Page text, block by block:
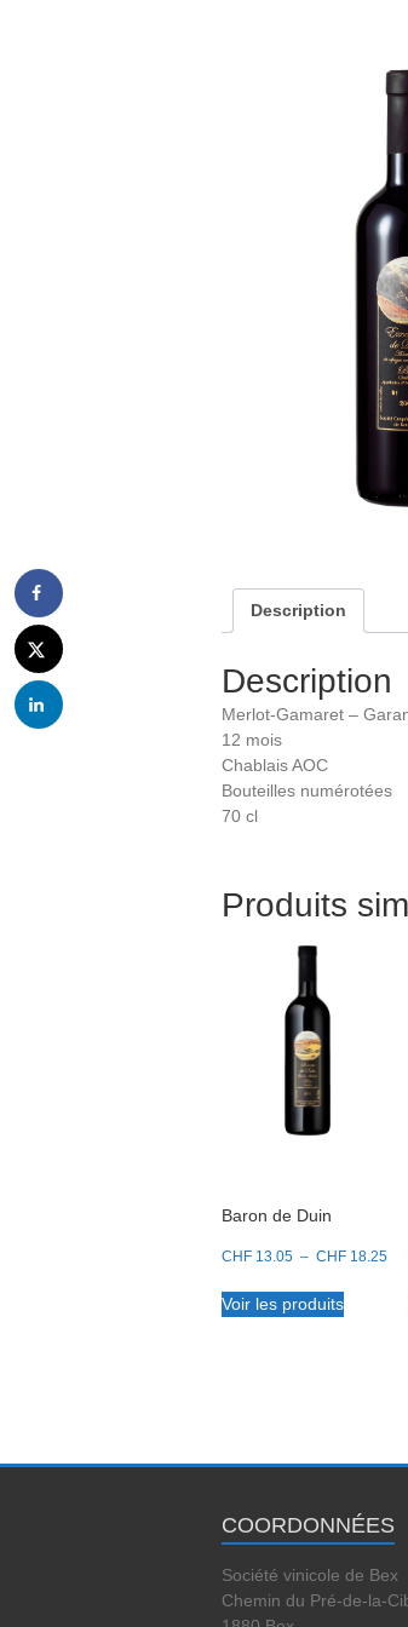
Description
Description
Merlot-Gamaret –
12 mois
Chablais AOC
Bouteilles numérotées
70 cl
Produits
Baron de Duin
CHF 13.05 – CHF 18.25
Voir les produits
COORDONNÉES
Société vinicole de Bex
Chemin du Pré-de-la-